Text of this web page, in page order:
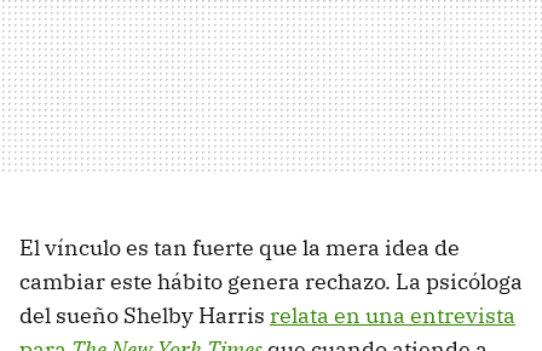
El vínculo es tan fuerte que la mera idea de
cambiar este hábito genera rechazo. La psicóloga
del sueño Shelby Harris relata en una entrevista